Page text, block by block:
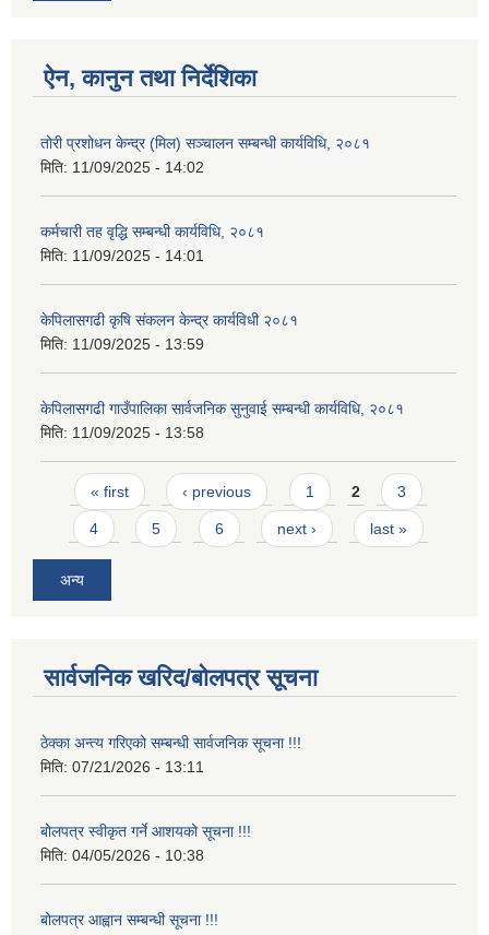
ऐन, कानुन तथा निर्देशिका
तोरी प्रशोधन केन्द्र (मिल) सञ्चालन सम्बन्धी कार्यविधि, २०८१
मिति: 11/09/2025 - 14:02
कर्मचारी तह वृद्धि सम्बन्धी कार्यविधि, २०८१
मिति: 11/09/2025 - 14:01
केपिलासगढी कृषि संकलन केन्द्र कार्यविधी २०८१
मिति: 11/09/2025 - 13:59
केपिलासगढी गाउँपालिका सार्वजनिक सुनुवाई सम्बन्धी कार्यविधि, २०८१
मिति: 11/09/2025 - 13:58
Pages
« first ‹ previous 1 2 3
4 5 6 next › last »
अन्य
सार्वजनिक खरिद/बोलपत्र सूचना
ठेक्का अन्त्य गरिएको सम्बन्धी सार्वजनिक सूचना !!!
मिति: 07/21/2026 - 13:11
बोलपत्र स्वीकृत गर्ने आशयको सूचना !!!
मिति: 04/05/2026 - 10:38
बोलपत्र आह्वान सम्बन्धी सूचना !!!